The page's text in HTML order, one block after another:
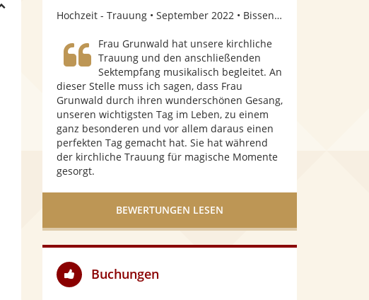
Hochzeit - Trauung September 2022 Bissendorf , Niedersachsen
Frau Grunwald hat unsere kirchliche
Trauung und den anschließenden
Sektempfang musikalisch begleitet. An
dieser Stelle muss ich sagen, dass Frau
Grunwald durch ihren wunderschönen Gesang,
unseren wichtigsten Tag im Leben, zu einem
ganz besonderen und vor allem daraus einen
perfekten Tag gemacht hat. Sie hat während
der kirchliche Trauung für magische Momente
gesorgt.
BEWERTUNGEN LESEN
Buchungen